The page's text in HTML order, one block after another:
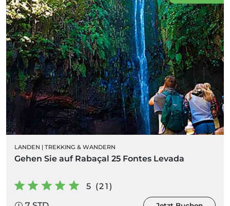
LANDEN | TREKKING & WANDERN
Gehen Sie auf Rabaçal 25 Fontes Levada
5 (21)